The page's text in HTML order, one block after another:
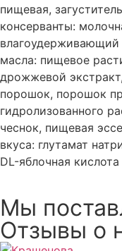
пищевая,
консерванты:
влагоудерживающий
масла: пищевое
дрожжевой
порошок, порошок
гидролизованного
чеснок, пищевая
вкуса: глутамат
DL-яблочная
Мы
Отзывы о